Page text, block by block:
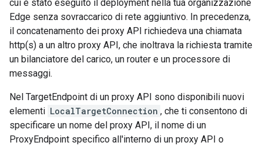
cui è stato eseguito il deployment nella tua organizzazione
Edge senza sovraccarico di rete aggiuntivo. In precedenza,
il concatenamento dei proxy API richiedeva una chiamata
http(s) a un altro proxy API, che inoltrava la richiesta tramite
un bilanciatore del carico, un router e un processore di
messaggi.
Nel TargetEndpoint di un proxy API sono disponibili nuovi
elementi LocalTargetConnection , che ti consentono di
specificare un nome del proxy API, il nome di un
ProxyEndpoint specifico all'interno di un proxy API o